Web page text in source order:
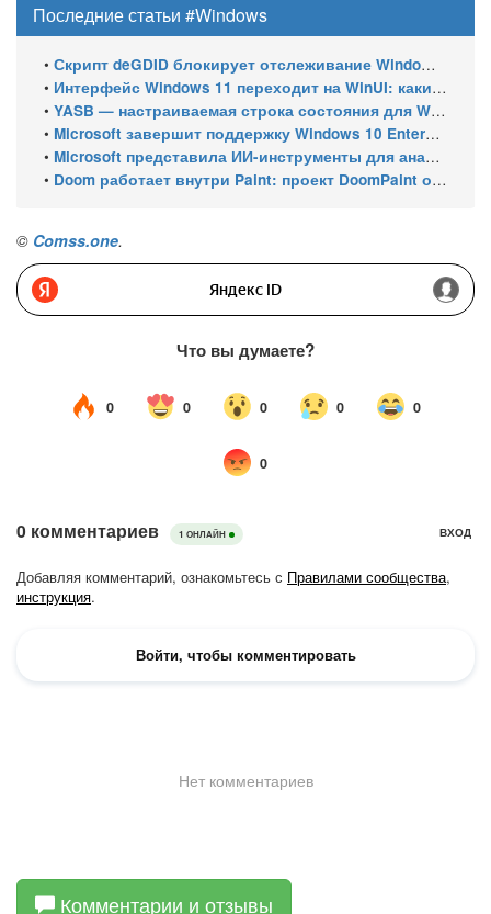
Последние статьи #Windows
• Скрипт deGDID блокирует отслеживание Windows по глобальному идентификатору устройства
• Интерфейс Windows 11 переходит на WinUI: какие системные элементы обновит Microsoft
• YASB — настраиваемая строка состояния для Windows с виджетами и поддержкой нескольких мониторов
• Microsoft завершит поддержку Windows 10 Enterprise LTSC 2021 в январе 2027 года. ESU продлят обновления до января 2030 года
• Microsoft представила ИИ-инструменты для анализа производительности Windows: ETW MCP и WPA MCP
• Doom работает внутри Paint: проект DoomPaint от технического директора Microsoft Azure
© Comss.one.
Комментарии и отзывы